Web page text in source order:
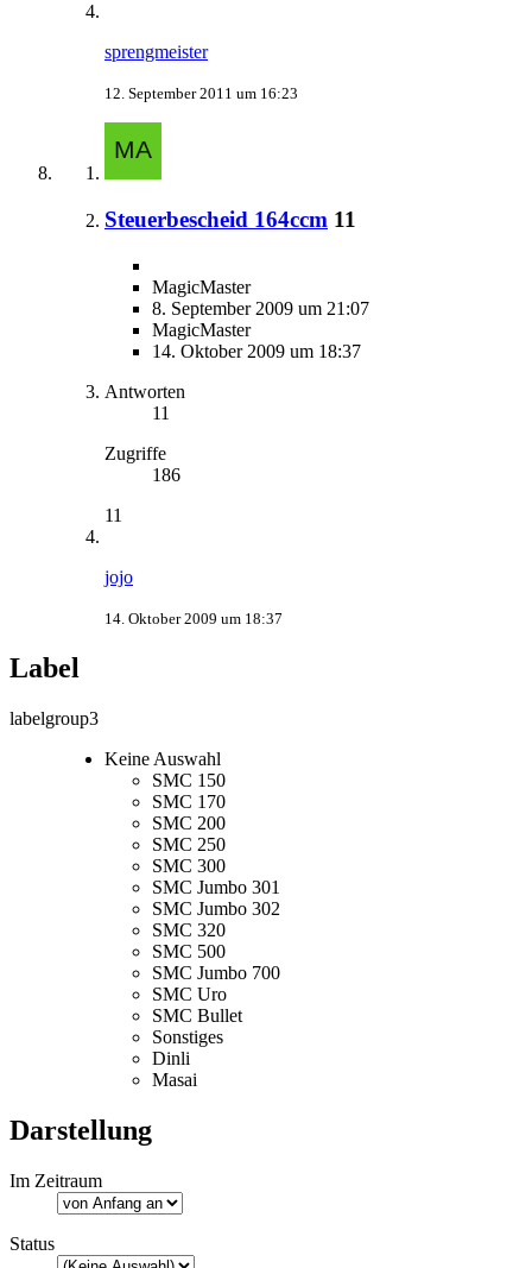
sprengmeister
12. September 2011 um 16:23
Steuerbescheid 164ccm 11
MagicMaster
8. September 2009 um 21:07
MagicMaster
14. Oktober 2009 um 18:37
Antworten
11
Zugriffe
186
11
jojo
14. Oktober 2009 um 18:37
Label
labelgroup3
Keine Auswahl
SMC 150
SMC 170
SMC 200
SMC 250
SMC 300
SMC Jumbo 301
SMC Jumbo 302
SMC 320
SMC 500
SMC Jumbo 700
SMC Uro
SMC Bullet
Sonstiges
Dinli
Masai
Darstellung
Im Zeitraum
Status